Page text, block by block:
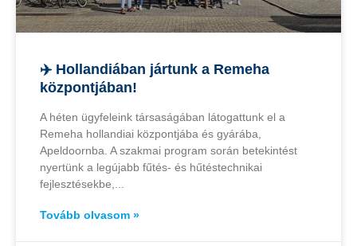
✈️ Hollandiában jártunk a Remeha
központjában!
A héten ügyfeleink társaságában látogattunk el a
Remeha hollandiai központjába és gyárába,
Apeldoornba. A szakmai program során betekintést
nyertünk a legújabb fűtés- és hűtéstechnikai
fejlesztésekbe,
Tovább olvasom »